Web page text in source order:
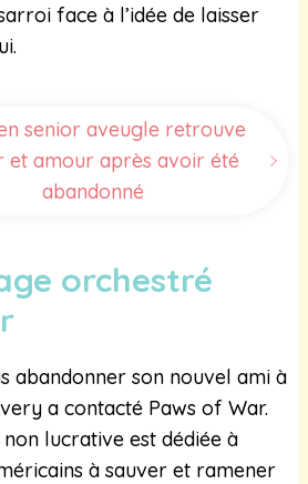
face à l’idée de laisser
senior aveugle retrouve
et amour après avoir été
abandonné
orchestré
abandonner son nouvel ami à
a contacté Paws of War.
lucrative est dédiée à
à sauver et ramener